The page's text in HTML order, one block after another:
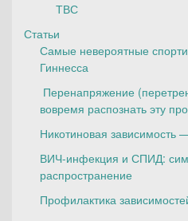
ТВС
Статьи
Самые невероятные
Гиннесса
Перенапряжение
вовремя распознать эту
Никотиновая зависимость
ВИЧ-инфекция и СПИД:
распространение
Профилактика